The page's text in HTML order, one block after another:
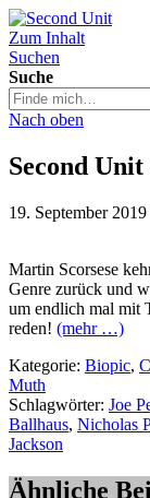
Second Unit
Zum Inhalt
Suchen
Suche
Suche
in
podcast.de/
Nach oben
Second
19. September 2019
Martin Scorsese
Genre zurück und
um endlich mal mit
reden! (mehr …)
Kategorie: Biopic,
Muth
Schlagwörter: Joe
Ballhaus, Nicholas
Jackson
Ähnliche